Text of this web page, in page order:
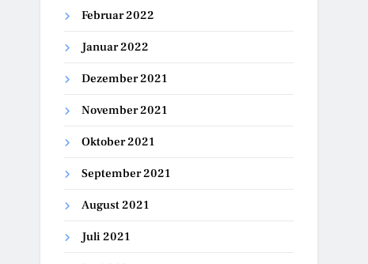
Februar 2022
Januar 2022
Dezember 2021
November 2021
Oktober 2021
September 2021
August 2021
Juli 2021